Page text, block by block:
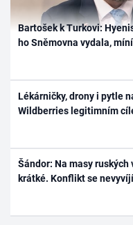
Bartošek k Turkovi:
ho Sněmovna vydala,
Lékárničky, drony i pytle
Wildberries legitimním
Šándor: Na masy
krátké. Konflikt se